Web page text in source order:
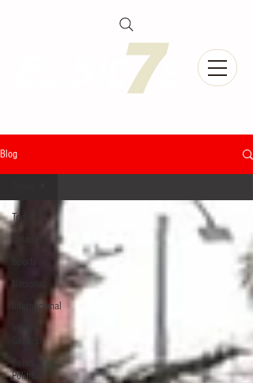
Blog
Todas
Internacional
Selva
Política